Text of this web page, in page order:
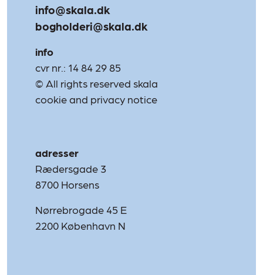
info@skala.dk
bogholderi@skala.dk
info
cvr nr.: 14 84 29 85
© All rights reserved skala
cookie and privacy notice
adresser
Rædersgade 3
8700 Horsens
Nørrebrogade 45 E
2200 København N